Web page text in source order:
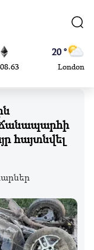
20 °
London
Brussels
16 °
ճանապարհի
հայտնվել